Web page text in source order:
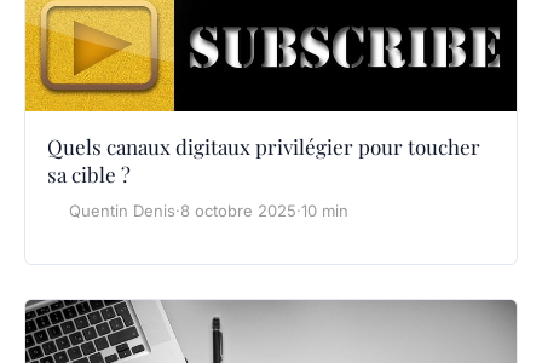
Quels canaux digitaux privilégier pour toucher
sa cible ?
Quentin Denis·8 octobre 2025·10 min